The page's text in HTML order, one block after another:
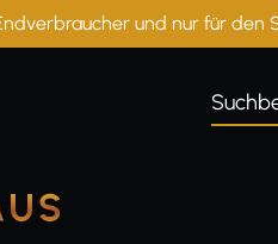
und nur für den